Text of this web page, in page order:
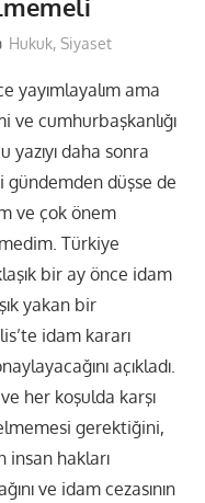
Hukuk,Siyaset
yayımlayalım ama
cumhurbaşkanlığı
yazıyı daha sonra
gündemden düşse de
ve çok önem
Türkiye
bir ay önce idam
yakan bir
idam kararı
açıkladı.
her koşulda karşı
gerektiğini,
insan hakları
ve idam cezasının